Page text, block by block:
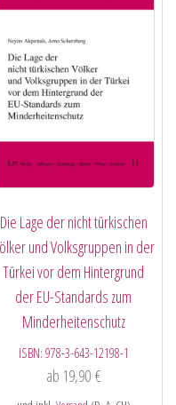
Die Lage der nicht türkischen
und Volksgruppen in der
Türkei vor dem Hintergrund
der EU-Standards zum
Minderheitenschutz
ISBN: 978-3-643-12198-1
ab 19,90 €